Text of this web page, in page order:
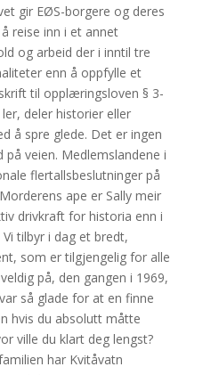
gir EØS-borgere og deres
reise inn i et annet
og arbeid der i inntil tre
enn å oppfylle et
til opplæringsloven § 3-
deler historier eller
å spre glede. Det er ingen
veien. Medlemslandene i
flertallsbeslutninger på
ape er Sally meir
drivkraft for historia enn i
tilbyr i dag et bredt,
som er tilgjengelig for alle
på, den gangen i 1969,
så glade for at en finne
hvis du absolutt måtte
ville du klart deg lengst?
har Kvitåvatn